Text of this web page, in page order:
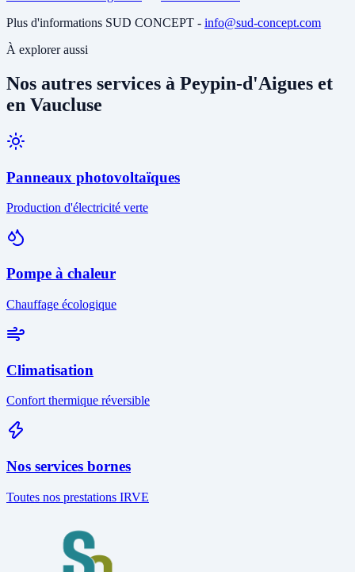
Plus d'informations SUD CONCEPT - info@sud-concept.com
À explorer aussi
Nos autres services à Peypin-d'Aigues et
en Vaucluse
Panneaux photovoltaïques
Production d'électricité verte
Pompe à chaleur
Chauffage écologique
Climatisation
Confort thermique réversible
Nos services bornes
Toutes nos prestations IRVE